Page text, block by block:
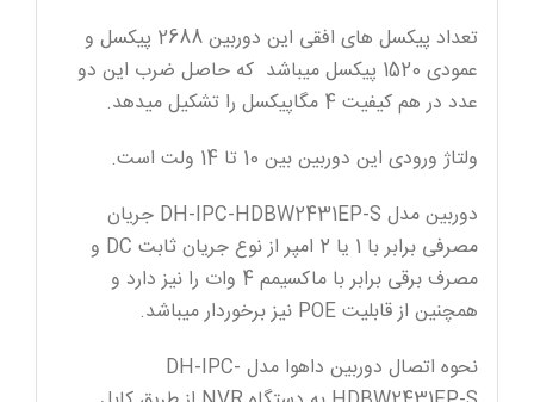
تعداد پیکسل های افقی این دوربین 2688 پیکسل و
عمودی 1520 پیکسل میباشد که حاصل ضرب این دو
عدد در هم کیفیت 4 مگاپیکسل را تشکیل میدهد.
ولتاژ ورودی این دوربین بین 10 تا 14 ولت است.
دوربین مدل DH-IPC-HDBW2431EP-S جریان
مصرفی برابر با 1 یا 2 امپر از نوع جریان ثابت DC و
مصرف برقی برابر با ماکسیمم 4 وات را نیز دارد و
همچنین از قابلیت POE نیز برخوردار میباشد.
نحوه اتصال دوربین داهوا مدل DH-IPC-